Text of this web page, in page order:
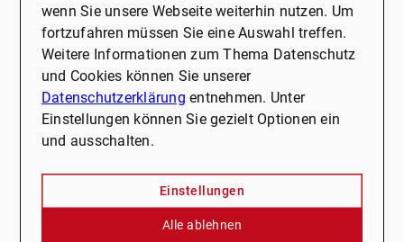
Kaufpreis
158.000 € Mehr erfahren
wenn Sie unsere Webseite weiterhin nutzen. Um
fortzufahren müssen Sie eine Auswahl treffen.
Weitere Informationen zum Thema Datenschutz
und Cookies können Sie unserer
Datenschutzerklärung entnehmen. Unter
Einstellungen können Sie gezielt Optionen ein
und ausschalten.
Einstellungen
Alle ablehnen